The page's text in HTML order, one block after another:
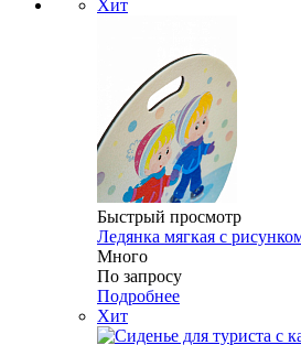
Хит
Быстрый просмотр
Ледянка мягкая с
Много
По запросу
Подробнее
Хит